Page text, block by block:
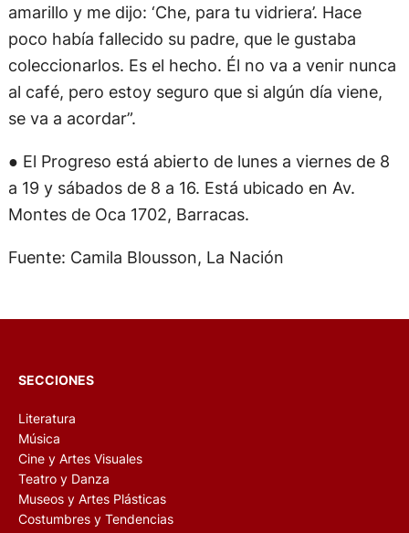
amarillo y me dijo: ‘Che, para tu vidriera’. Hace
poco había fallecido su padre, que le gustaba
coleccionarlos. Es el hecho. Él no va a venir nunca
al café, pero estoy seguro que si algún día viene,
se va a acordar”.
● El Progreso está abierto de lunes a viernes de 8
a 19 y sábados de 8 a 16. Está ubicado en Av.
Montes de Oca 1702, Barracas.
Fuente: Camila Blousson, La Nación
SECCIONES
Literatura
Música
Cine y Artes Visuales
Teatro y Danza
Museos y Artes Plásticas
Costumbres y Tendencias